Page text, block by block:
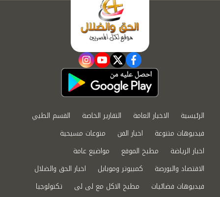
facebook
twitter
youtube
instagram
الرئيسية الاخبار العامة التقارير الخاصة
القسم الطبي
فيديوهات متنوعة
اخبار الفن
منوعات مسيحية
اخبار الرياضة
مطبخ الموقع
مواضيع عامة
الاقتصاد والبورصة
كمبيوتر وموبايل
اخبار الحق والضلال
فيديوهات فضائيات
مطبخ الاكل مع لى لى تكنولوجيا